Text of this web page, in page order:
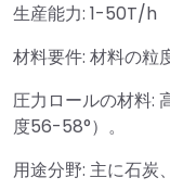
生産能力: 1-50T/h
材料要件: 材料の粒
圧力ロールの材料:
度56-58°）。
用途分野: 主に石炭